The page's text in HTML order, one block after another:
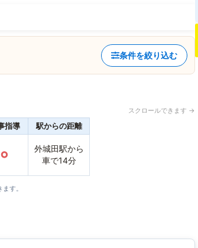
条件を絞り込む
スクロールできます →
指導 駅からの距離
○
外城田駅から
車で14分
す。